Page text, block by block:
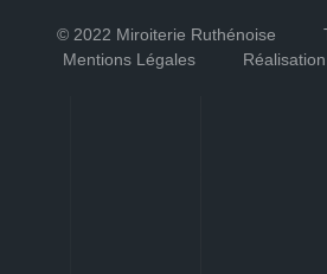
© 2022 Miroiterie Ruthénoise
Mentions Légales